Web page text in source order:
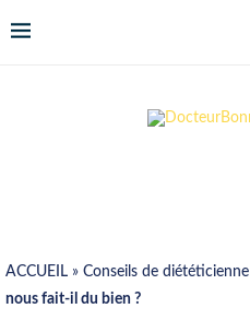
ACCUEIL » Conseils de diététicienne
nous fait-il du bien ?